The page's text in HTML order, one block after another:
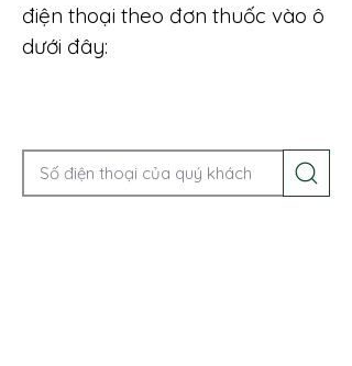
điện thoại theo đơn thuốc vào ô
dưới đây: